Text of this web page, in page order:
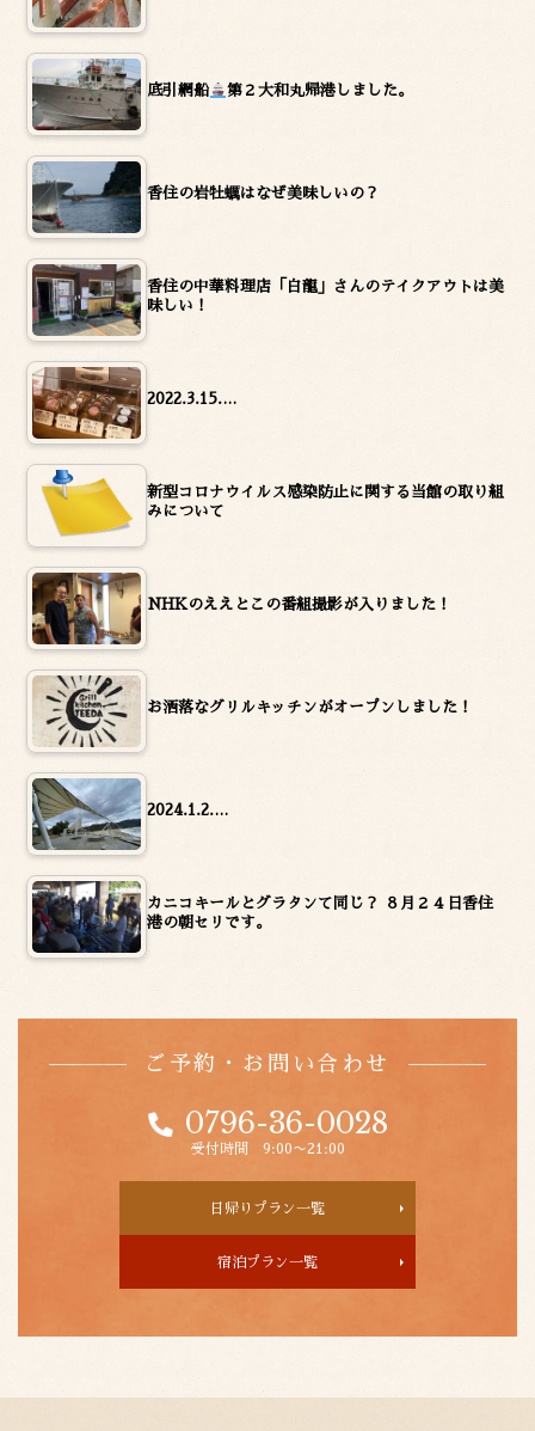
底引網船 第２大和丸帰港しました。
香住の岩牡蠣はなぜ美味しいの？
香住の中華料理店「白龍」さんのテイクアウトは美
味しい！
2022.3.15.…
新型コロナウイルス感染防止に関する当館の取り組
みについて
NHKのええとこの番組撮影が入りました！
お洒落なグリルキッチンがオープンしました！
2024.1.2.…
カニコキールとグラタンて同じ？ ８月２４日香住
港の朝セリです。
ご予約・お問い合わせ
0796-36-0028
受付時間 9:00〜21:00
日帰りプラン一覧
宿泊プラン一覧